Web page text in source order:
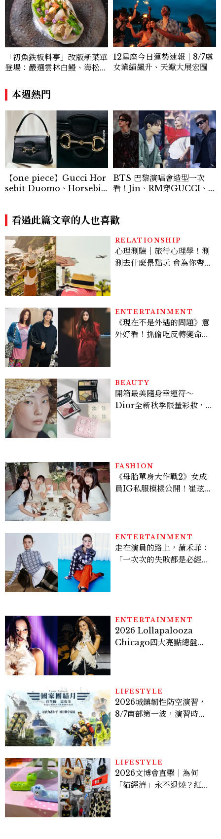
「初魚鉄板料亭」改版新菜單
登場：嚴選雲林白鰻、海松貝
級優惠
12星座今日運勢速報｜8/7處
女業績飆升、天蠍大展宏圖
本週熱門
【one piece】Gucci Hor
sebit Duomo、Horsebit
最經典的象徵
BTS 巴黎演唱會造型一次
看！Jin、RM穿GUCCI、Ji
服
看過此篇文章的人也喜歡
RELATIONSHIP
心理測驗｜旅行心理學！測
測去什麼景點玩 會為你帶來
ENTERTAINMENT
《現在不是外遇的問題》意
外好看！抓偷吃反轉變命
看點懶人包
BEAUTY
開箱最美隨身幸運符～
Dior全新秋季限量彩妝，
FASHION
《母胎單身大作戰2》女成
員IG私服模樣公開！崔玹諝
ENTERTAINMENT
走在演員的路上，蒲禾菲：
「一次次的失敗都是必經過
ENTERTAINMENT
2026 Lollapalooza
Chicago四大亮點總盤
LIFESTYLE
2026城鎮韌性防空演習，
8/7南部第一波，演習時
LIFESTYLE
2026文博會直擊｜為何
「貓經濟」永不退燒？紅到